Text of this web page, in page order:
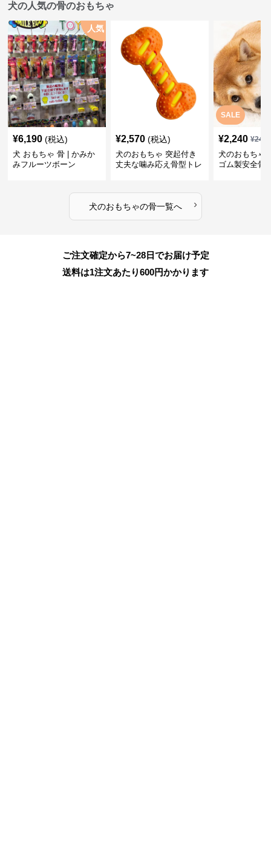
犬の人気の骨のおもちゃ
人気
¥6,190 (税込)
犬 おもちゃ 骨 | かみか
みフルーツボーン
¥2,570 (税込)
犬のおもちゃ 突起付き
丈夫な噛み応え骨型トレ
SALE
¥2,240 ¥
犬のおもちゃ
ゴム製安全骨
犬のおもちゃの骨一覧へ ›
ご注文確定から7~28日でお届け予定
送料は1注文あたり600円かかります